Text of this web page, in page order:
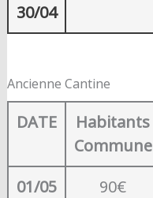
30/04
Ancienne Cantine
DATE
Habitants
Commune
01/05
90€